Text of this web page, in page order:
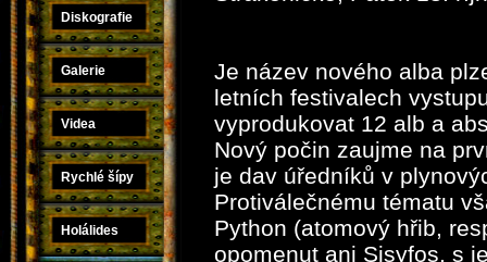
Diskografie
Galerie
Videa
Rychlé šípy
Holálides
Je název nového alba
letních festivalech
vyprodukovat 12 alb a
Nový počin zaujme na
je dav úředníků v
Protiválečnému tématu
Python (atomový hřib,
opomenut ani Sisyfos, s